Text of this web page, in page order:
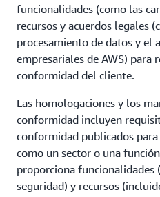
funcionalidades (como las
recursos y acuerdos legales
procesamiento de datos y el
empresariales de AWS) para
conformidad del cliente.
Las homologaciones y los
conformidad incluyen
conformidad publicados
como un sector o una
proporciona funcionalidades
seguridad) y recursos